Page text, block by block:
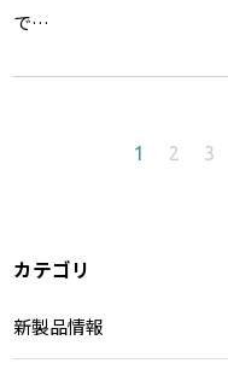
で…
1 2 3
カテゴリ
新製品情報